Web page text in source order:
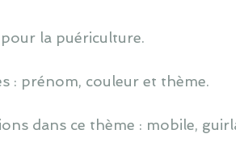
la puériculture.
: prénom, couleur et thème.
dans ce thème : mobile,